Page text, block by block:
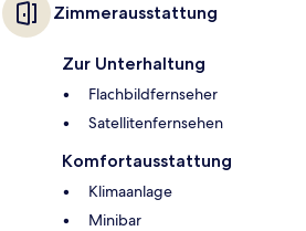
Zimmerausstattung
Zur Unterhaltung
Flachbildfernseher
Satellitenfernsehen
Komfortausstattung
Klimaanlage
Minibar